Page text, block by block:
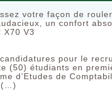
votre façon de
un confort
X70 V3
pour le
(50) étudiants en
d’Etudes de
(…)